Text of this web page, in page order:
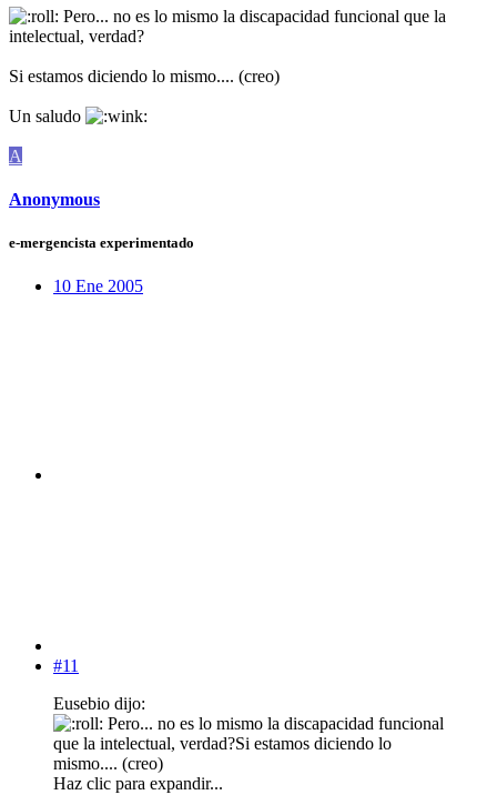
Pero... no es lo mismo la discapacidad funcional que la
intelectual, verdad?
Si estamos diciendo lo mismo.... (creo)
Un saludo
A
Anonymous
e-mergencista experimentado
10 Ene 2005
#11
Eusebio dijo:
Pero... no es lo mismo la discapacidad funcional
que la intelectual, verdad?Si estamos diciendo lo
mismo.... (creo)
Haz clic para expandir...